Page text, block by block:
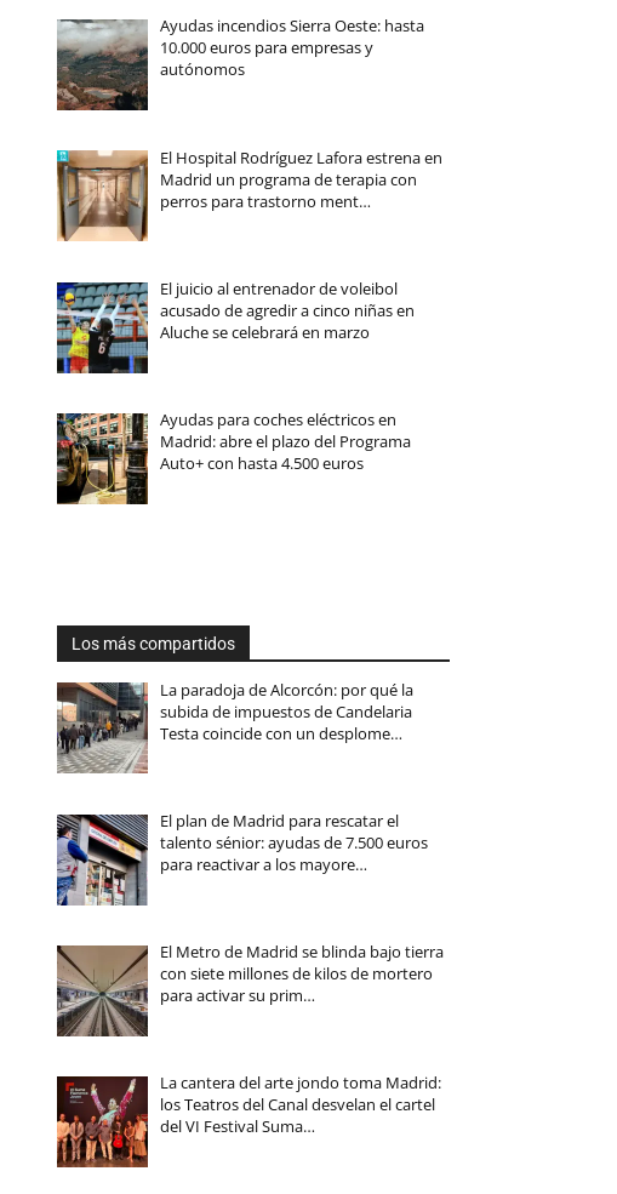
Ayudas incendios Sierra Oeste: hasta
10.000 euros para empresas y
autónomos
El Hospital Rodríguez Lafora estrena en
Madrid un programa de terapia con
perros para trastorno ment…
El juicio al entrenador de voleibol
acusado de agredir a cinco niñas en
Aluche se celebrará en marzo
Ayudas para coches eléctricos en
Madrid: abre el plazo del Programa
Auto+ con hasta 4.500 euros
Los más compartidos
La paradoja de Alcorcón: por qué la
subida de impuestos de Candelaria
Testa coincide con un desplome…
El plan de Madrid para rescatar el
talento sénior: ayudas de 7.500 euros
para reactivar a los mayore…
El Metro de Madrid se blinda bajo tierra
con siete millones de kilos de mortero
para activar su prim…
La cantera del arte jondo toma Madrid:
los Teatros del Canal desvelan el cartel
del VI Festival Suma…